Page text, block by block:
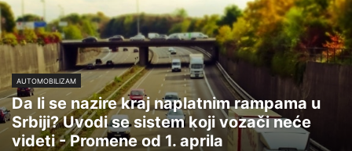
AUTOMOBILIZAM
Da li se nazire kraj naplatnim rampama u
Srbiji? Uvodi se sistem koji vozači neće
videti - Promene od 1. aprila